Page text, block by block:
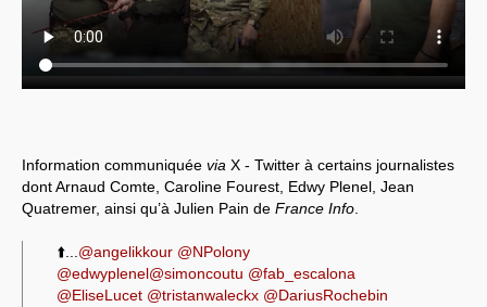
Information communiquée via X - Twitter à certains journalistes
dont Arnaud Comte, Caroline Fourest, Edwy Plenel, Jean
Quatremer, ainsi qu’à Julien Pain de France Info
⬆️... @angelikkour @NPolony
@edwyplenel@simoncoutu @fab_escalona
@EliseLucet @tristanwaleckx @DariusRochebin